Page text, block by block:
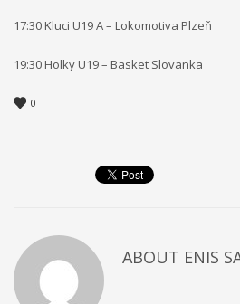
17:30 Kluci U19 A – Lokomotiva Plzeň
19:30 Holky U19 – Basket Slovanka
0
ABOUT ENIS